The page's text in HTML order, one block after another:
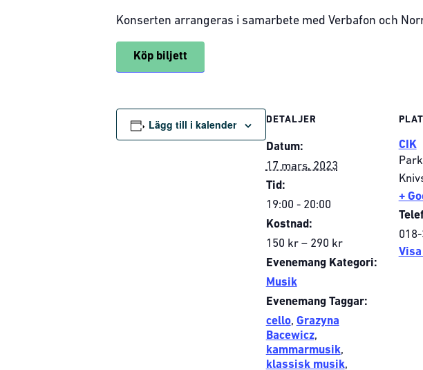
Konserten arrangeras i samarbete med Verbafon och
Köp biljett
Lägg till i kalender DETALJER
Datum:
17 mars, 2023
Tid:
19:00 - 20:00
Kostnad:
150 kr – 290 kr
Evenemang Kategori:
Musik
Evenemang Taggar:
cello, Grazyna
Bacewicz,
kammarmusik,
klassisk musik,
CIK
+